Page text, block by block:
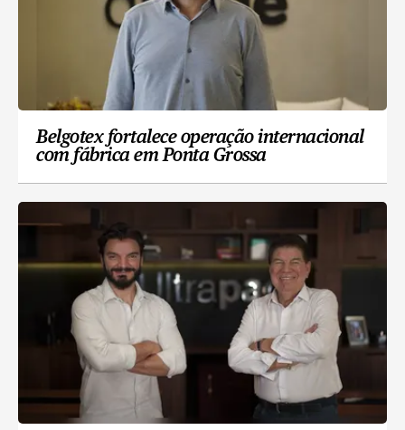
Belgotex fortalece operação internacional
com fábrica em Ponta Grossa